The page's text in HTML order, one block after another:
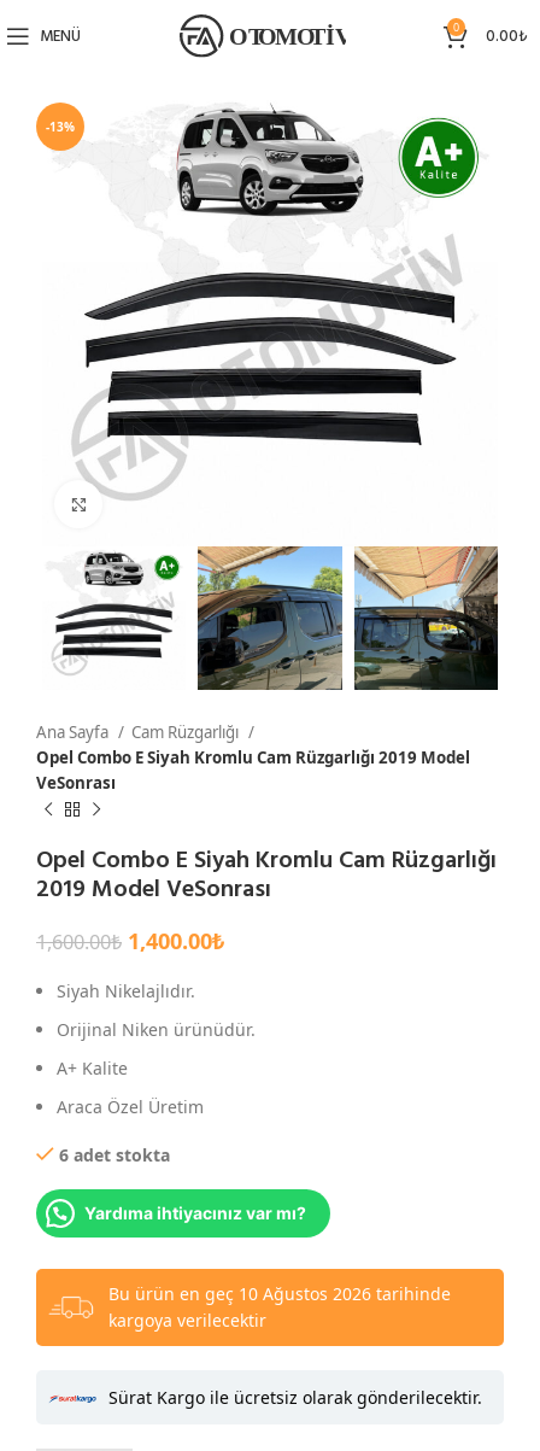
MENÜ 0 0.00₺
-13%
Büyütmek için tıklayın
Ana Sayfa
Cam Rüzgarlığı
Opel Combo E Siyah Kromlu Cam Rüzgarlığı 2019 Model
VeSonrası
Opel Combo E Siyah Kromlu Cam Rüzgarlığı
2019 Model VeSonrası
1,600.00₺ 1,400.00₺
Siyah Nikelajlıdır.
Orijinal Niken ürünüdür.
A+ Kalite
Araca Özel Üretim
6 adet stokta
Yardıma ihtiyacınız var mı?
Bu ürün en geç 10 Ağustos 2026 tarihinde
kargoya verilecektir
Sürat Kargo ile ücretsiz olarak gönderilecektir.